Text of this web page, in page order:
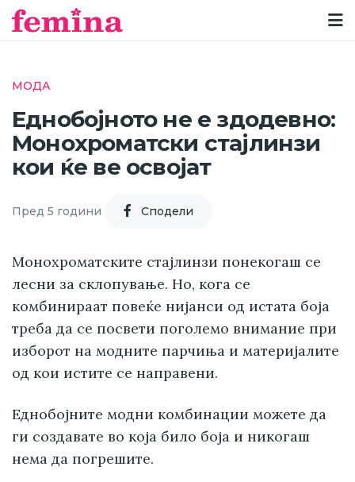
МОДА
Еднобојното не е здодевно:
Монохроматски стајлинзи
кои ќе ве освојат
Пред 5 години Cподели
Монохроматските стајлинзи понекогаш се
лесни за склопување. Но, кога се
комбинираат повеќе нијанси од истата боја
треба да се посвети поголемо внимание при
изборот на модните парчиња и материјалите
од кои истите се направени.
Еднобојните модни комбинации можете да
ги создавате во која било боја и никогаш
нема да погрешите.